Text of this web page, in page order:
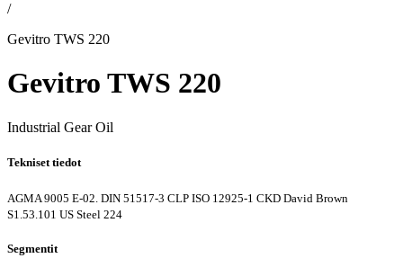
/
Gevitro TWS 220
Gevitro TWS 220
Industrial Gear Oil
Tekniset tiedot
AGMA 9005 E-02. DIN 51517-3 CLP ISO 12925-1 CKD David Brown
S1.53.101 US Steel 224
Segmentit